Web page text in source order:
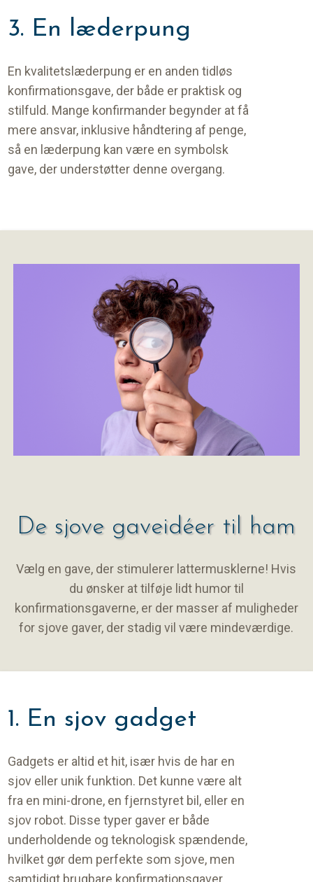
3. En læderpung
En kvalitetslæderpung er en anden tidløs
konfirmationsgave, der både er praktisk og
stilfuld. Mange konfirmander begynder at få
mere ansvar, inklusive håndtering af penge,
så en læderpung kan være en symbolsk
gave, der understøtter denne overgang.
De sjove gaveidéer til ham
Vælg en gave, der stimulerer lattermusklerne! Hvis
du ønsker at tilføje lidt humor til
konfirmationsgaverne, er der masser af muligheder
for sjove gaver, der stadig vil være mindeværdige.
1. En sjov gadget
Gadgets er altid et hit, især hvis de har en
sjov eller unik funktion. Det kunne være alt
fra en mini-drone, en fjernstyret bil, eller en
sjov robot. Disse typer gaver er både
underholdende og teknologisk spændende,
hvilket gør dem perfekte som sjove, men
samtidigt brugbare konfirmationsgaver.